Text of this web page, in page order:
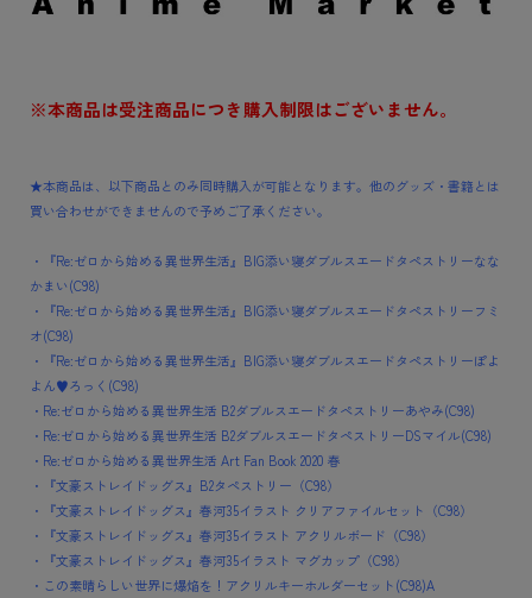
※本商品は受注商品につき購入制限はございません。
★本商品は、以下商品とのみ同時購入が可能となります。他のグッズ・書籍とは
買い合わせができませんので予めご了承ください。
・『Re:ゼロから始める異世界生活』BIG添い寝ダブルスエードタペストリーなな
かまい(C98)
・『Re:ゼロから始める異世界生活』BIG添い寝ダブルスエードタペストリーフミ
オ(C98)
・『Re:ゼロから始める異世界生活』BIG添い寝ダブルスエードタペストリーぽよ
よん♥ろっく(C98)
・Re:ゼロから始める異世界生活 B2ダブルスエードタペストリーあやみ(C98)
・Re:ゼロから始める異世界生活 B2ダブルスエードタペストリーDSマイル(C98)
・Re:ゼロから始める異世界生活 Art Fan Book 2020 春
・『文豪ストレイドッグス』B2タペストリー（C98）
・『文豪ストレイドッグス』春河35イラスト クリアファイルセット（C98）
・『文豪ストレイドッグス』春河35イラスト アクリルボード（C98）
・『文豪ストレイドッグス』春河35イラスト マグカップ（C98）
・この素晴らしい世界に爆焔を！アクリルキーホルダーセット(C98)A